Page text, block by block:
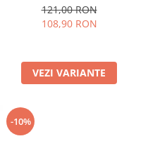
121,00 RON
108,90 RON
VEZI VARIANTE
-10%